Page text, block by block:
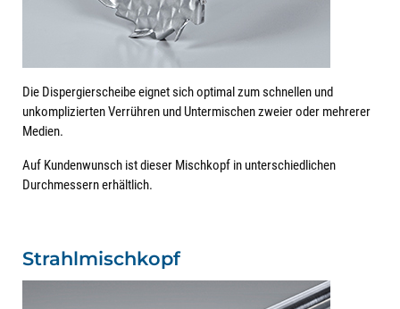
Die Dispergierscheibe eignet sich optimal zum schnellen und
unkomplizierten Verrühren und Untermischen zweier oder mehrerer
Medien.
Auf Kundenwunsch ist dieser Mischkopf in unterschiedlichen
Durchmessern erhältlich.
Strahlmischkopf